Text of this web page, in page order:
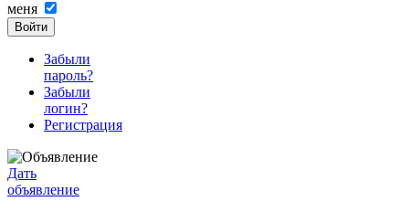
меня
Войти
Забыли
пароль?
Забыли
логин?
Регистрация
Дать
объявление